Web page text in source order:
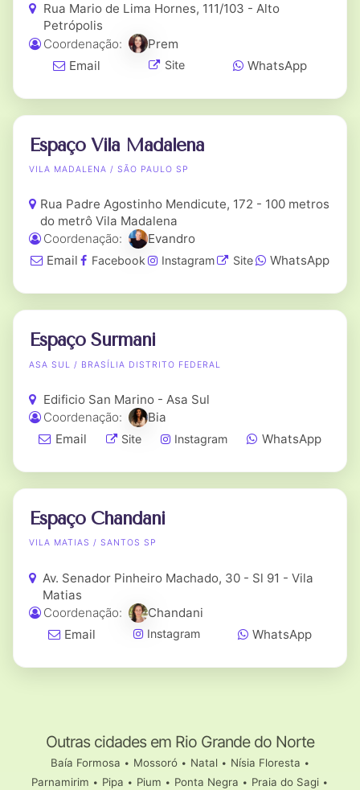
Rua Mario de Lima Hornes, 111/103 - Alto
Petrópolis
Coordenação:
Prem
Email
Site WhatsApp
Espaço Vila Madalena
VILA MADALENA / SÃO PAULO SP
Rua Padre Agostinho Mendicute, 172 - 100 metros
do metrô Vila Madalena
Coordenação:
Evandro
Email
Facebook Instagram Site WhatsApp
Espaço Surmani
ASA SUL / BRASÍLIA DISTRITO FEDERAL
Edificio San Marino - Asa Sul
Coordenação:
Bia
Email
Site Instagram WhatsApp
Espaço Chandani
VILA MATIAS / SANTOS SP
Av. Senador Pinheiro Machado, 30 - Sl 91 - Vila
Matias
Coordenação:
Chandani
Email
Instagram WhatsApp
Outras cidades em Rio Grande do Norte
Baía Formosa • Mossoró• Natal • Nísia Floresta •
Parnamirim • Pipa • Pium • Ponta Negra • Praia do Sagi •